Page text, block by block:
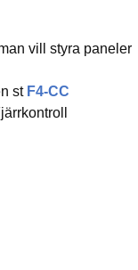
vill styra paneler
st F4-CC